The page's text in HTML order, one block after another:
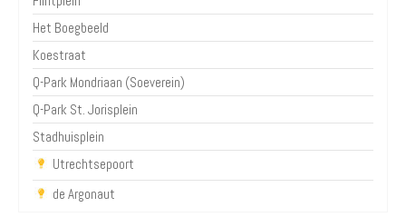
Het Boegbeeld
Koestraat
Q-Park Mondriaan (Soeverein)
Q-Park St. Jorisplein
Stadhuisplein
Utrechtsepoort
de Argonaut